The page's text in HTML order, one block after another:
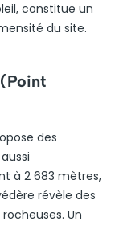
constitue un
du site.
des
à 2 683 mètres,
révèle des
Un